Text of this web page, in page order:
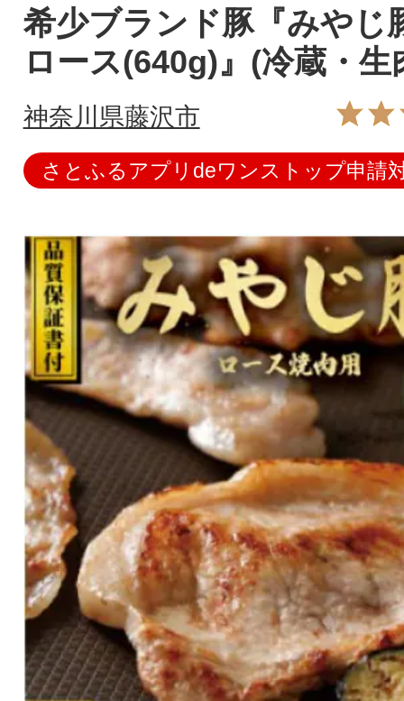
希少ブランド豚『みやじ
ロース(640g)』(冷蔵・生
神奈川県藤沢市
さとふるアプリdeワンストップ申請